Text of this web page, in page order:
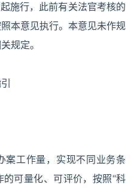
施行，此前有关法官考核的
本意见执行。本意见未作规
规定。
案工作量，实现不同业务条
可量化、可评价，按照“科